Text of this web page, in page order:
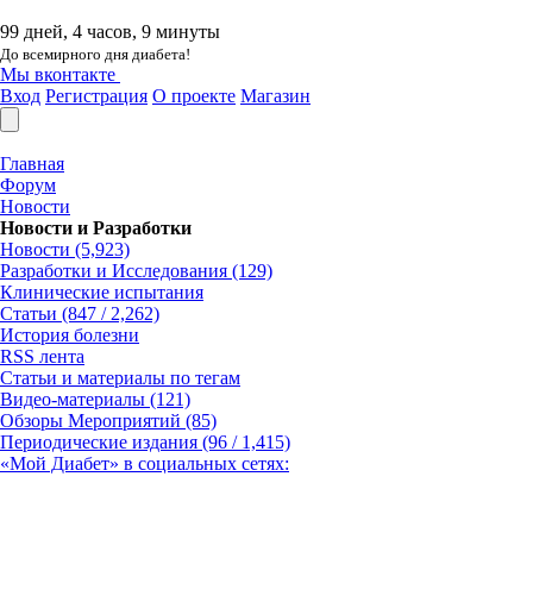
99 дней, 4 часов, 9 минуты
До всемирного дня диабета!
Мы вконтакте
Вход Регистрация О проекте Магазин
Главная
Форум
Новости
Новости и Разработки
Новости (5,923)
Разработки и Исследования (129)
Клинические испытания
Статьи (847 / 2,262)
История болезни
RSS лента
Статьи и материалы по тегам
Видео-материалы (121)
Обзоры Мероприятий (85)
Периодические издания (96 / 1,415)
«Мой Диабет» в социальных сетях: